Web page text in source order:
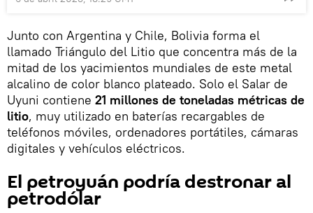
Junto con Argentina y Chile, Bolivia forma el
llamado Triángulo del Litio que concentra más de la
mitad de los yacimientos mundiales de este metal
alcalino de color blanco plateado. Solo el Salar de
Uyuni contiene 21 millones de toneladas métricas de
litio, muy utilizado en baterías recargables de
teléfonos móviles, ordenadores portátiles, cámaras
digitales y vehículos eléctricos.
El petroyuán podría destronar al
petrodólar